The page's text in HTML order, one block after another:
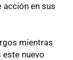
acción en sus
mientras
este nuevo